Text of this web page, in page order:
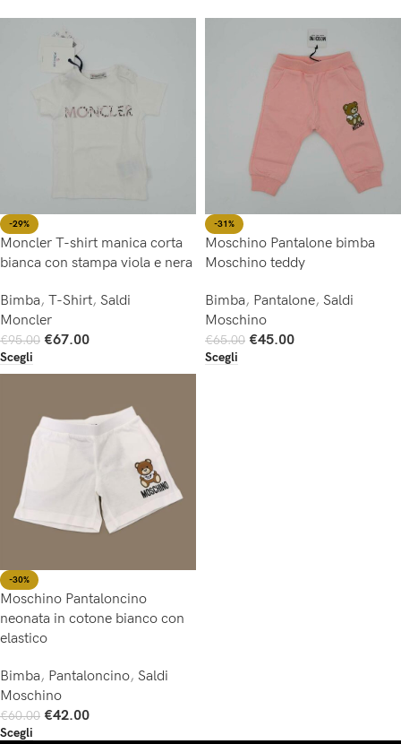
-29%
Moncler T-shirt manica corta
bianca con stampa viola e nera
Bimba, T-Shirt, Saldi
Moncler
€95.00 €67.00
Scegli
-31%
Moschino Pantalone bimba
Moschino teddy
Bimba, Pantalone, Saldi
Moschino
€65.00 €45.00
Scegli
-30%
Moschino Pantaloncino
neonata in cotone bianco con
elastico
Bimba, Pantaloncino, Saldi
Moschino
€60.00 €42.00
Scegli